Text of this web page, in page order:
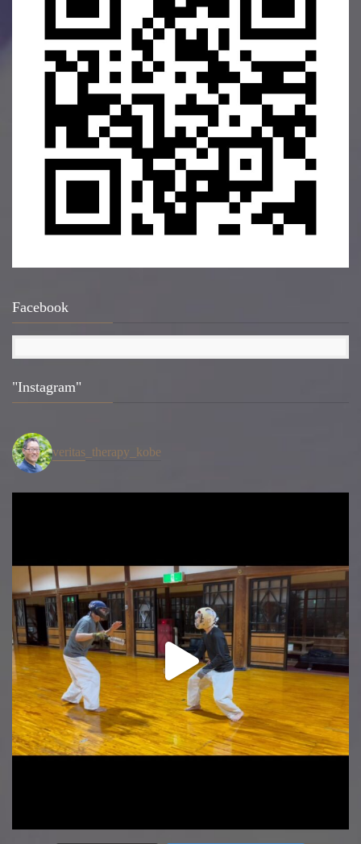
Facebook
"Instagram"
veritas_therapy_kobe